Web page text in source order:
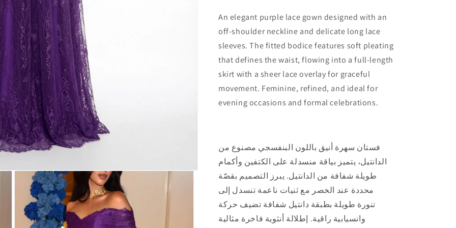
An elegant purple lace gown designed with an
off-shoulder neckline and delicate long lace
sleeves. The fitted bodice features soft pleating
that defines the waist, flowing into a full-length
skirt with a sheer lace overlay for graceful
movement. Feminine, refined, and ideal for
evening occasions and formal celebrations.
فستان سهرة أنيق باللون البنفسجي مصنوع من
الدانتيل، يتميز بياقة منسدلة على الكتفين وأكمام
طويلة شفافة من الدانتيل. يبرز التصميم بقصّة
محددة عند الخصر مع ثنيات ناعمة تنسدل إلى
تنورة طويلة بطبقة دانتيل شفافة تضيف حركة
وانسيابية راقية. إطلالة أنثوية فاخرة مثالية